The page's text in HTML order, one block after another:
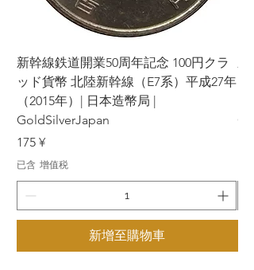
新幹線鉄道開業50周年記念 100円クラ
ッド貨幣 北陸新幹線（E7系）平成27年
（2015年）| 日本造幣局 |
GoldSilverJapan
價格
175 ¥
已含 增值税
新增至購物車